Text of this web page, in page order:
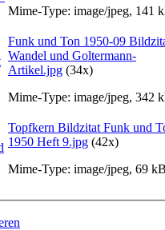
Mime-Type: image/jpeg, 141
Funk und Ton 1950-09
Wandel und Goltermann-
Artikel.jpg (34x)
Mime-Type: image/jpeg, 342
Topfkern Bildzitat Funk und
1950 Heft 9.jpg (42x)
Mime-Type: image/jpeg, 69